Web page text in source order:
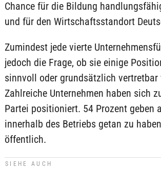
Chance für die Bildung
und für den Wirtschaftsstandort
Zumindest jede vierte
jedoch die Frage, ob sie einige
sinnvoll oder grundsätzlich vertretbar
Zahlreiche Unternehmen haben sich
Partei positioniert. 54 Prozent geben
innerhalb des Betriebs getan zu
öffentlich.
SIEHE AUCH